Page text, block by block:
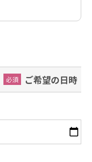
ご希望の日時
必須